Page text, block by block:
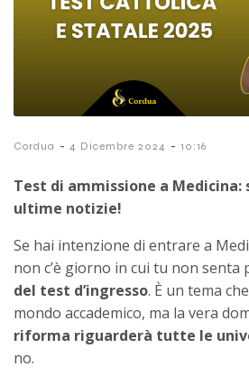
Cordua - 4 Dicembre 2024 - 10:16
Test di ammissione a
ultime notizie!
Se hai intenzione di entrare a
non c’è giorno in cui tu non senta
del test d’ingresso. È un tema
mondo accademico, ma la vera
riforma riguarderà tutte le
no.